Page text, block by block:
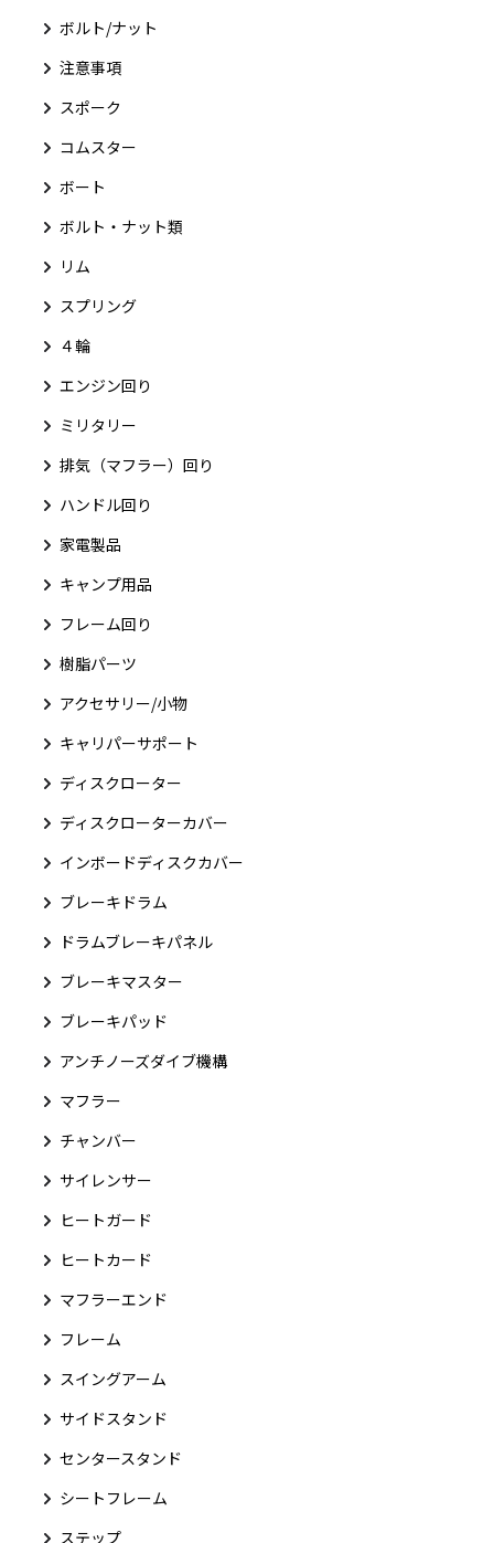
ボルト/ナット
注意事項
スポーク
コムスター
ボート
ボルト・ナット類
リム
スプリング
４輪
エンジン回り
ミリタリー
排気（マフラー）回り
ハンドル回り
家電製品
キャンプ用品
フレーム回り
樹脂パーツ
アクセサリー/小物
キャリパーサポート
ディスクローター
ディスクローターカバー
インボードディスクカバー
ブレーキドラム
ドラムブレーキパネル
ブレーキマスター
ブレーキパッド
アンチノーズダイブ機構
マフラー
チャンバー
サイレンサー
ヒートガード
ヒートカード
マフラーエンド
フレーム
スイングアーム
サイドスタンド
センタースタンド
シートフレーム
ステップ